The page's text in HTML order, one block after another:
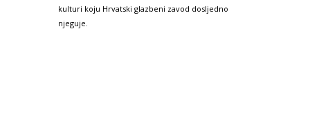
kulturi koju Hrvatski glazbeni zavod dosljedno
njeguje.